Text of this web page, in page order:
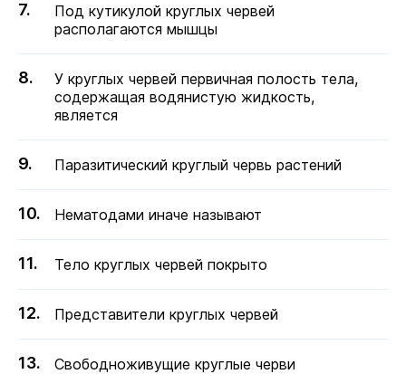
Под кутикулой круглых червей
располагаются мышцы
У круглых червей первичная полость тела,
содержащая водянистую жидкость,
является
Паразитический круглый червь растений
Нематодами иначе называют
Тело круглых червей покрыто
Представители круглых червей
Свободноживущие круглые черви